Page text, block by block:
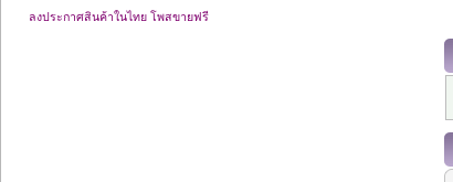
ลงประกาศสินค้าในไทย โพสขายฟรี